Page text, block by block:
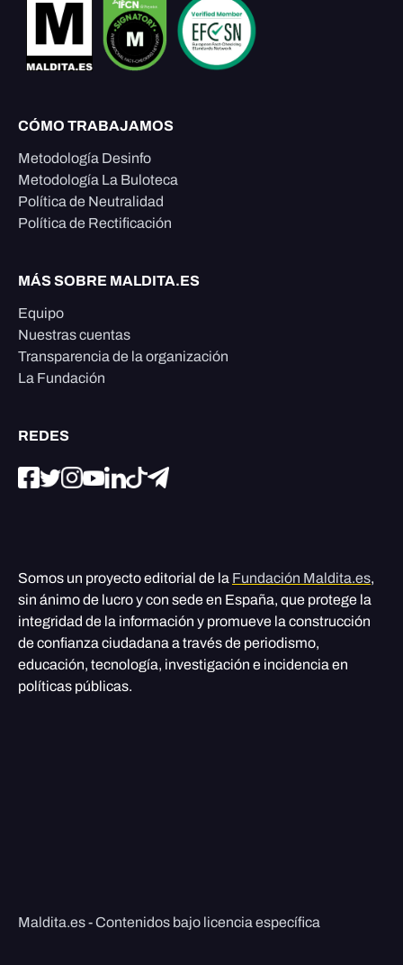
CÓMO TRABAJAMOS
Metodología Desinfo
Metodología La Buloteca
Política de Neutralidad
Política de Rectificación
MÁS SOBRE MALDITA.ES
Equipo
Nuestras cuentas
Transparencia de la organización
La Fundación
REDES
Somos un proyecto editorial de la Fundación Maldita.es,
sin ánimo de lucro y con sede en España, que protege la
integridad de la información y promueve la construcción
de confianza ciudadana a través de periodismo,
educación, tecnología, investigación e incidencia en
políticas públicas.
Maldita.es - Contenidos bajo licencia específica